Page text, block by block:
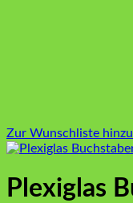
Zur Wunschliste
Plexiglas